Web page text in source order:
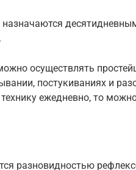
осуществлять
постукиваниях и
ежедневно, то
разновидностью